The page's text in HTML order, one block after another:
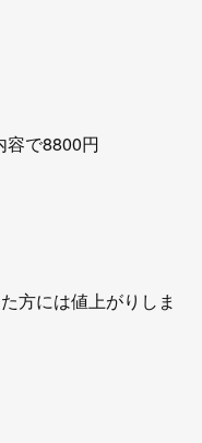
容で8800円
方には値上がりしま